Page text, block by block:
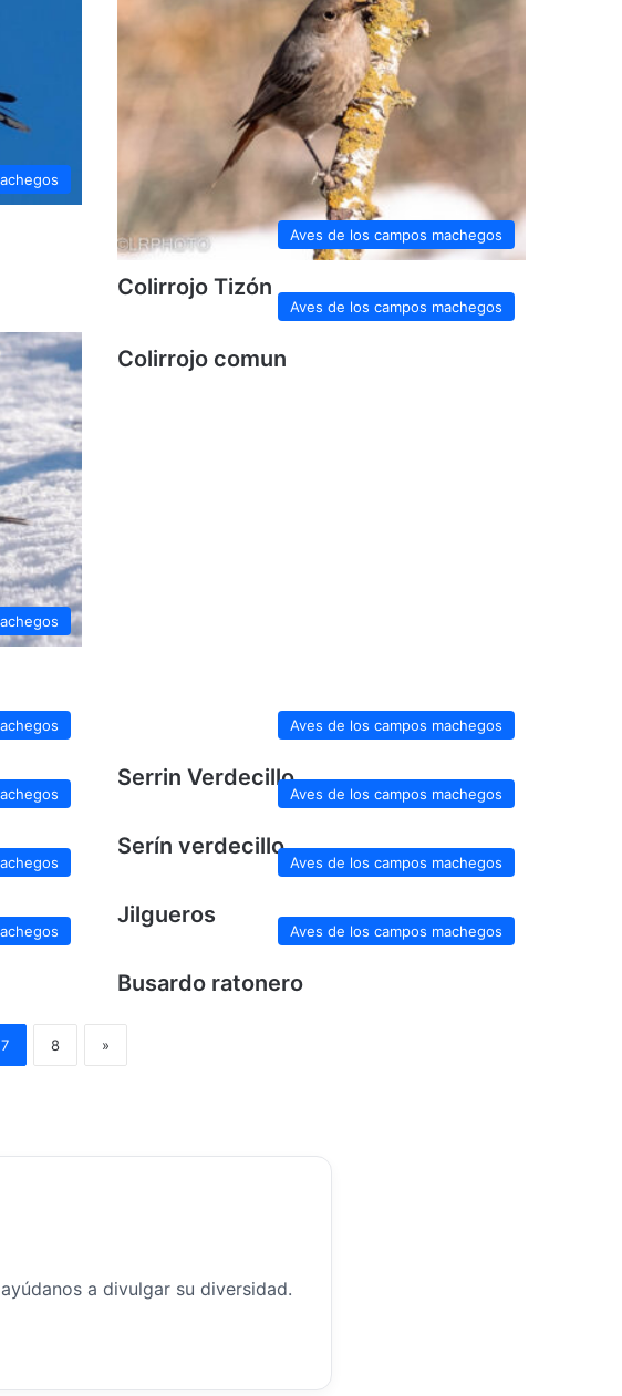
Aves de los campos machegos
Colirrojo Tizón
Aves de los campos machegos
Colirrojo comun
Aves de los campos machegos
Serrin Verdecillo
Aves de los campos machegos
Serín verdecillo
Aves de los campos machegos
Jilgueros
Aves de los campos machegos
Busardo ratonero
7 8 »
a divulgar su diversidad.